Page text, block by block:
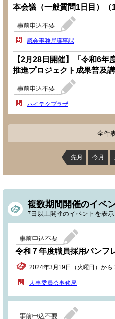
本会議（一般質問1日目）（
議会事務局議事課
【2月28日開催】「令和6年
推進プロジェクト成果普及
ハイテクプラザ
全件
先月 今月
複数期間開催のイベ
7日以上開催のイベントを表示
令和７年度職員採用パンフ
2024年3月19日（火曜日）から
人事委員会事務局